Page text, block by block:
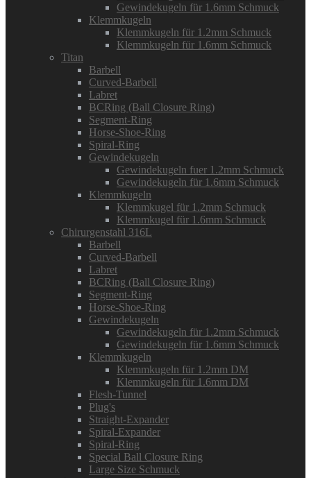
Gewindekugeln für 1.6mm Schmuck
Klemmkugeln
Klemmkugeln für 1.2mm Schmuck
Klemmkugeln für 1.6mm Schmuck
Titan
Barbell
Curved-Barbell
Labret
BCRing (Ball Closure Ring)
Segment-Ring
Horse-Shoe-Ring
Spiral-Ring
Gewindekugeln
Gewindekugeln fuer 1.2mm Schmuck
Gewindekugeln für 1.6mm Schmuck
Klemmkugeln
Klemmkugel für 1.2mm Schmuck
Klemmkugel für 1.6mm Schmuck
Chirurgenstahl 316L
Barbell
Curved-Barbell
Labret
BCRing (Ball Closure Ring)
Segment-Ring
Horse-Shoe-Ring
Gewindekugeln
Gewindekugeln für 1.2mm Schmuck
Gewindekugeln für 1.6mm Schmuck
Klemmkugeln
Klemmkugeln für 1.2mm DM
Klemmkugeln für 1.6mm DM
Flesh-Tunnel
Plug's
Straight-Expander
Spiral-Expander
Spiral-Ring
Special Ball Closure Ring
Large Size Schmuck